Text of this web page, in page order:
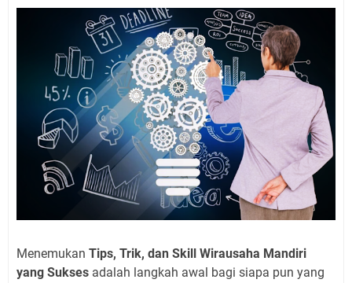
Menemukan Tips, Trik, dan Skill Wirausaha Mandiri
yang Sukses adalah langkah awal bagi siapa pun yang